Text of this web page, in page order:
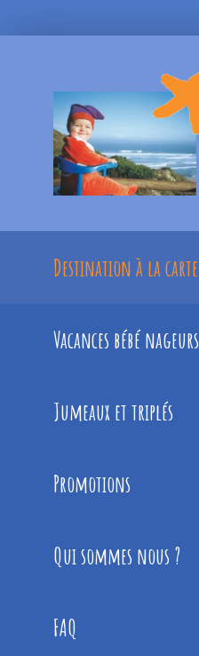
Destination à la carte
Vacances bébé nageurs
Jumeaux et triplés
Promotions
Qui sommes nous ?
FAQ